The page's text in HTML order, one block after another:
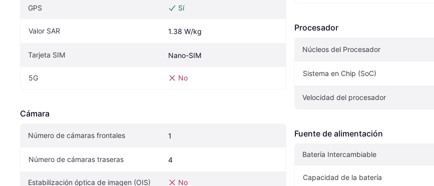
GPS Sí
Valor SAR 1.38 W/kg
Tarjeta SIM Nano-SIM
5G No
Cámara
Número de cámaras frontales 1
Número de cámaras traseras 4
Estabilización óptica de imagen (OIS) No
Procesador
Núcleos del Procesador
Sistema en Chip (SoC)
Velocidad del procesador
Fuente de alimentación
Batería Intercambiable
Capacidad de la batería